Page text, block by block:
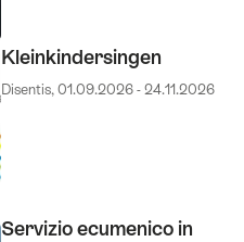
Kleinkindersingen
Disentis, 01.09.2026 - 24.11.2026
Servizio ecumenico in